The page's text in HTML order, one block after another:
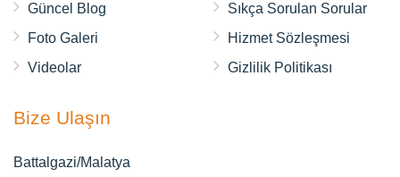
Güncel Blog
Foto Galeri
Videolar
Sıkça Sorulan Sorular
Hizmet Sözleşmesi
Gizlilik Politikası
Bize Ulaşın
Battalgazi/Malatya